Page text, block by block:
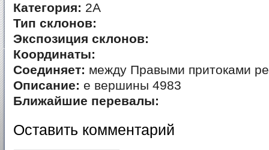
Категория: 2А
Тип склонов:
Экспозиция склонов:
Координаты:
Соединяет: между Правыми притоками
Описание: е вершины 4983
Ближайшие перевалы:
Оставить комментарий